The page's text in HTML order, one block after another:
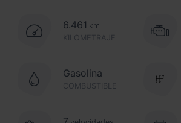
6.461 km
KILOMETRAJE
Gasolina
COMBUSTIBLE